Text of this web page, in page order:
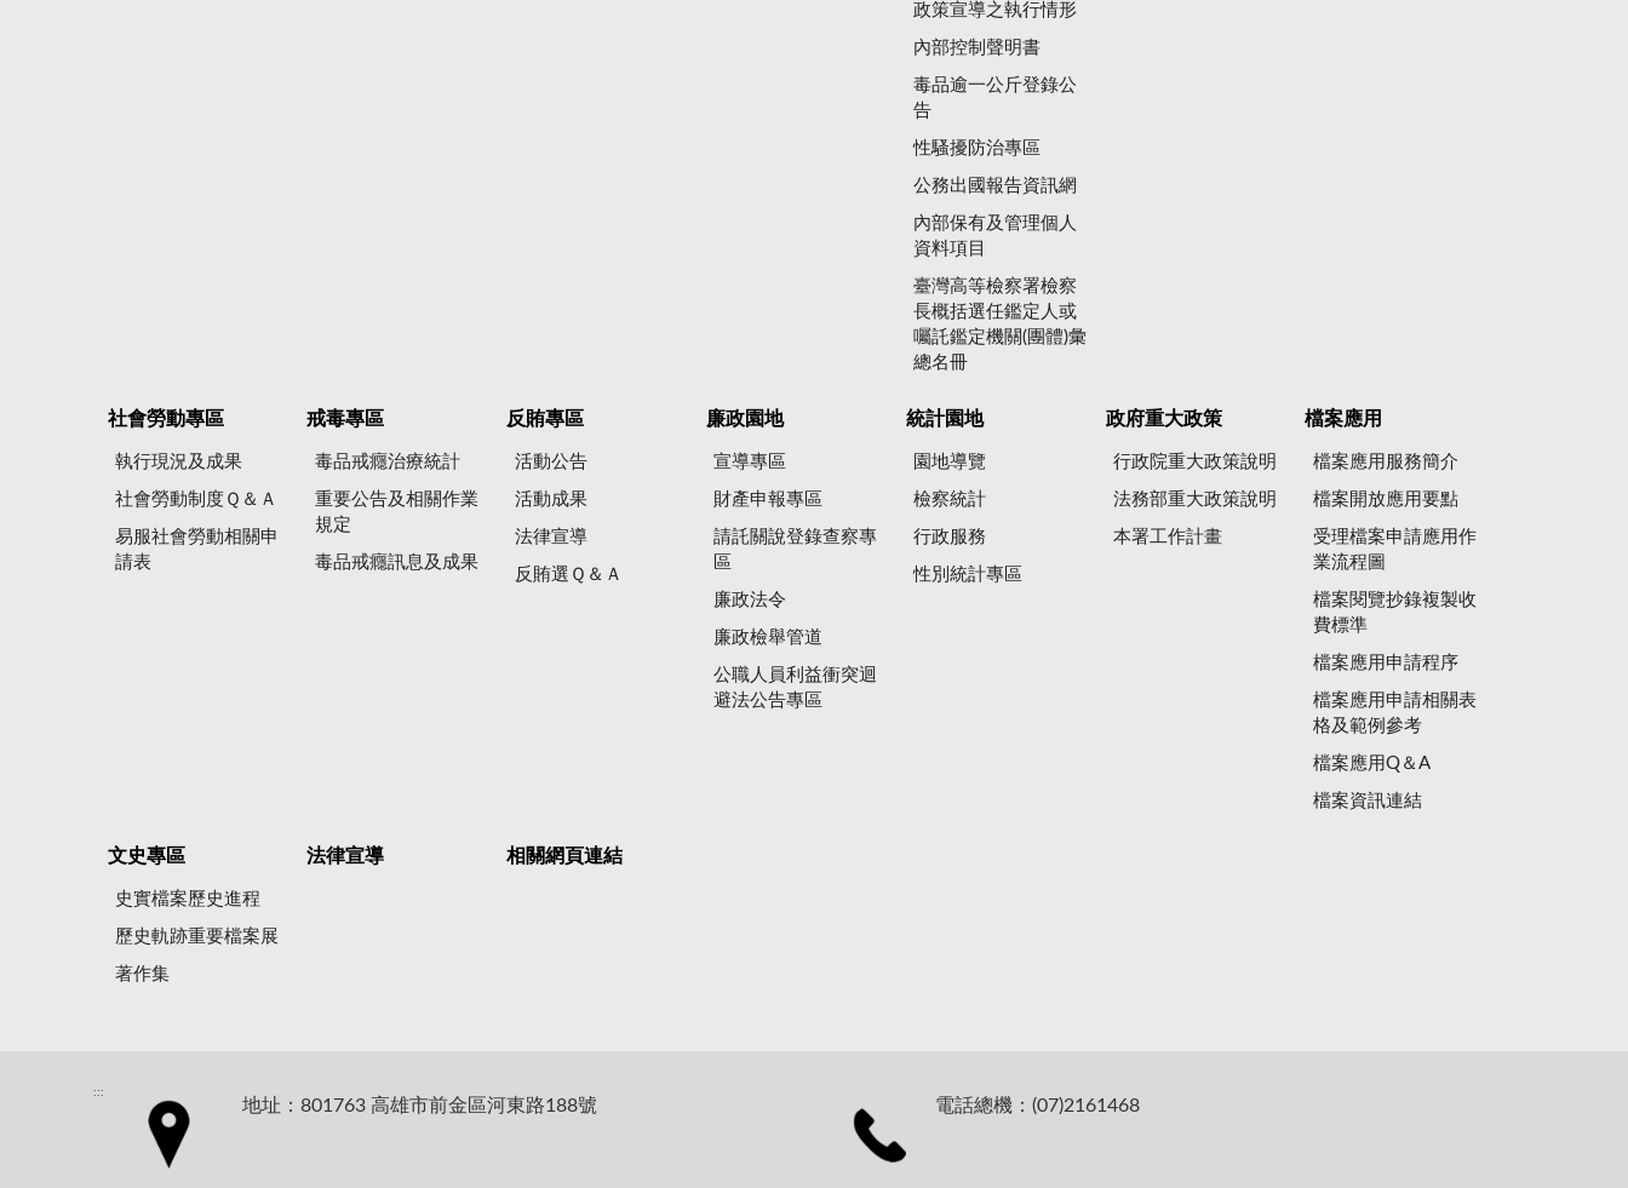
政策宣導之執行情形
內部控制聲明書
毒品逾一公斤登錄公
告
性騷擾防治專區
公務出國報告資訊網
內部保有及管理個人
資料項目
臺灣高等檢察署檢察
長概括選任鑑定人或
囑託鑑定機關(團體)彙
總名冊
社會勞動專區
執行現況及成果
社會勞動制度Ｑ＆Ａ
易服社會勞動相關申
請表
戒毒專區
毒品戒癮治療統計
重要公告及相關作業
規定
毒品戒癮訊息及成果
反賄專區
活動公告
活動成果
法律宣導
反賄選Ｑ＆Ａ
廉政園地
宣導專區
財產申報專區
請託關說登錄查察專
區
廉政法令
廉政檢舉管道
公職人員利益衝突迴
避法公告專區
統計園地
園地導覽
檢察統計
行政服務
性別統計專區
政府重大政策
行政院重大政策說明
法務部重大政策說明
本署工作計畫
檔案應用
檔案應用服務簡介
檔案開放應用要點
受理檔案申請應用作
業流程圖
檔案閱覽抄錄複製收
費標準
檔案應用申請程序
檔案應用申請相關表
格及範例參考
檔案應用Q＆A
檔案資訊連結
文史專區
史實檔案歷史進程
歷史軌跡重要檔案展
著作集
法律宣導 相關網頁連結
:::
地址：801763 高雄市前金區河東路188號 電話總機：(07)2161468